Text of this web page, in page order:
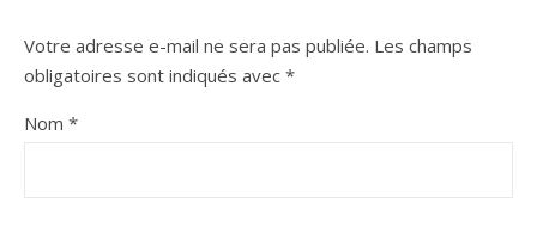
Votre adresse e-mail ne sera pas publiée. Les champs
obligatoires sont indiqués avec *
Nom *